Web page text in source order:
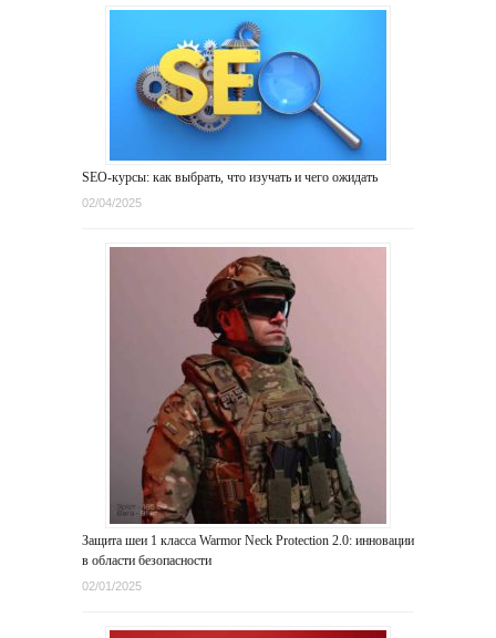
SEO-курсы: как выбрать, что изучать и чего ожидать
02/04/2025
Защита шеи 1 класса Warmor Neck Protection 2.0: инновации
в области безопасности
02/01/2025